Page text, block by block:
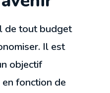
de tout budget
Il est
objectif
fonction de